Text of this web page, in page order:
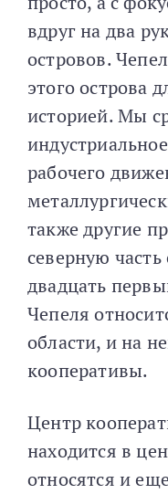
вдруг на два
островов.
этого острова
историей. Мы
рабочего
также другие
северную
двадцать
Чепеля
области, и на
кооперативы.
Центр
находится в
относятся и